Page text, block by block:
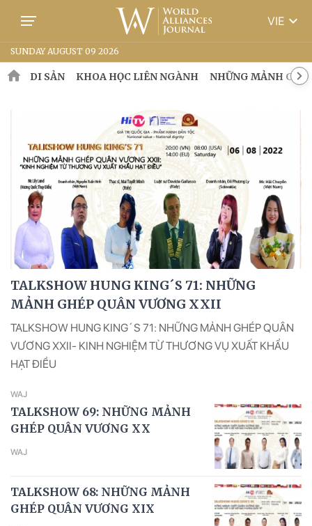
VIE keyboard_arrow_down
SUNDAY AUGUST 09 2026
DI SẢN KHOA HỌC LIÊN NGÀNH NHỮNG MẢNH
TALKSHOW HUNG KING´S 71: NHỮNG
MẢNH GHÉP QUÂN VƯƠNG XXII
TALKSHOW HUNG KING´S 71: NHỮNG MẢNH GHÉP QUÂN
VƯƠNG XXII- KINH NGHIỆM TỪ THƯƠNG VỤ XUẤT KHẨU
HẠT ĐIỀU
WAJ
TALKSHOW 69: NHỮNG MẢNH
GHÉP QUÂN VƯƠNG XX
WAJ
TALKSHOW 68: NHỮNG MẢNH
GHÉP QUÂN VƯƠNG XIX